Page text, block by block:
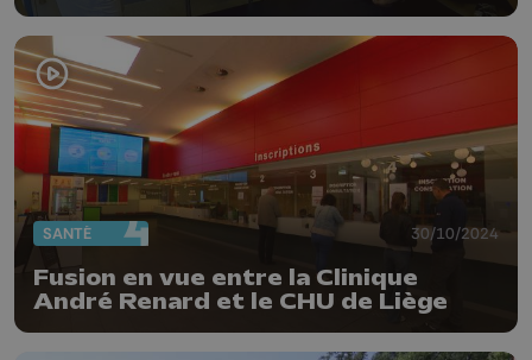
SANTÉ 30/10/2024
Fusion en vue entre la Clinique
André Renard et le CHU de Liège